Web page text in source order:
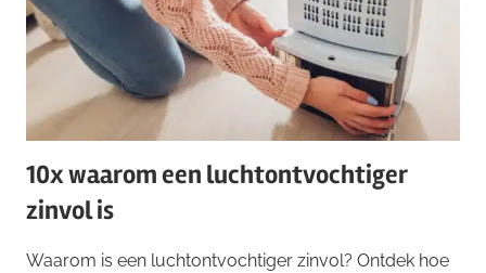
10x waarom een luchtontvochtiger
zinvol is
Waarom is een luchtontvochtiger zinvol? Ontdek hoe